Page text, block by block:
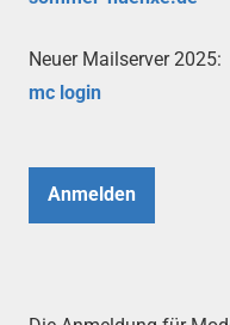
Neuer Mailserver 2025:
mc login
Anmelden